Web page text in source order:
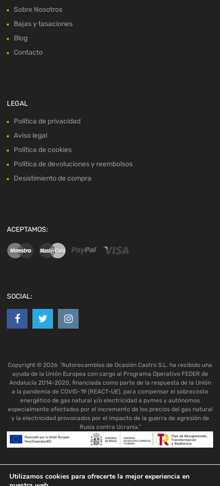
Sobre Nosotros
Bajas y tasaciones
Blog
Contacto
LEGAL
Política de privacidad
Aviso legal
Política de cookies
Política de devoluciones y reembolsos
Desistimiento de compra
ACEPTAMOS:
SOCIAL:
Copyright © 2026 "Autorecambios de Ocasión Castro S.L. ha recibido una
ayuda de la Unión Europea con cargo al Programa Operativo FEDER de
Andalucía 2014-2020, financiada como parte de la respuesta de la Unión
a la pandemia de COVID-19 (REACT-UE), para compensar el sobrecoste
energético de gas natural y/o electricidad a pymes y autónomos
especialmente afectados por el incremento de los precios del gas natural
y la electricidad provocados por el impacto de la guerra de agresión de
Rusia contra Ucrania."
Utilizamos cookies para ofrecerte la mejor experiencia en